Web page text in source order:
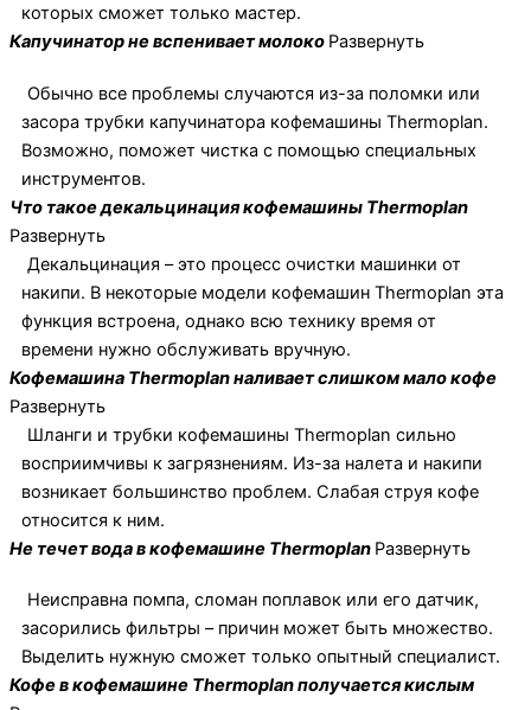
которых сможет только мастер.
Капучинатор не вспенивает молоко Развернуть
Обычно все проблемы случаются из-за поломки или
засора трубки капучинатора кофемашины Thermoplan.
Возможно, поможет чистка с помощью специальных
инструментов.
Что такое декальцинация кофемашины Thermoplan
Развернуть
Декальцинация – это процесс очистки машинки от
накипи. В некоторые модели кофемашин Thermoplan эта
функция встроена, однако всю технику время от
времени нужно обслуживать вручную.
Кофемашина Thermoplan наливает слишком мало кофе
Развернуть
Шланги и трубки кофемашины Thermoplan сильно
восприимчивы к загрязнениям. Из-за налета и накипи
возникает большинство проблем. Слабая струя кофе
относится к ним.
Не течет вода в кофемашине Thermoplan Развернуть
Неисправна помпа, сломан поплавок или его датчик,
засорились фильтры – причин может быть множество.
Выделить нужную сможет только опытный специалист.
Кофе в кофемашине Thermoplan получается кислым